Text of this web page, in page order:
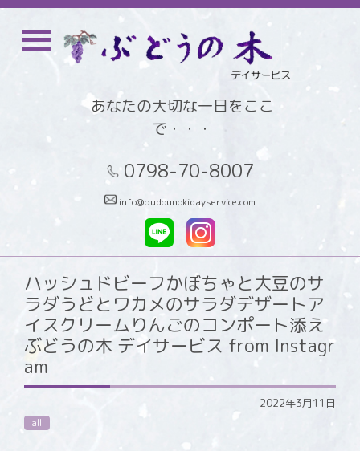
あなたの大切な一日をここ
で・・・
0798-70-8007
info@budounokidayservice.com
ハッシュドビーフかぼちゃと大豆のサ
ラダうどとワカメのサラダデザートア
イスクリームりんごのコンポート添え
ぶどうの木 デイサービス from Instagr
am
2022年3月11日
all